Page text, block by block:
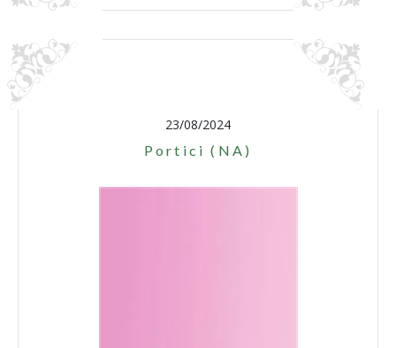
23/08/2024
Portici (NA)